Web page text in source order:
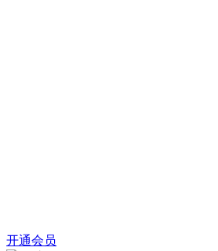
开通会员